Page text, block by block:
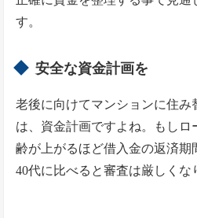
す。
安全な資金計画を
老後に向けてマンションに住み
は、資金計画ですよね。もし
齢が上がるほど借入金の返済期
40代に比べると審査は厳しくな